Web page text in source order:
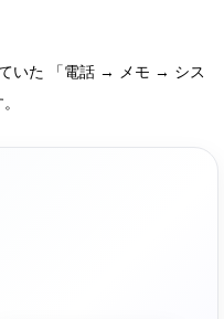
いた 「電話 → メモ → シス